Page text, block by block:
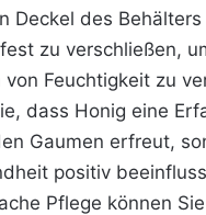
Deckel des
zu verschließen,
von Feuchtigkeit zu
dass Honig eine
Gaumen erfreut,
positiv
Pflege können